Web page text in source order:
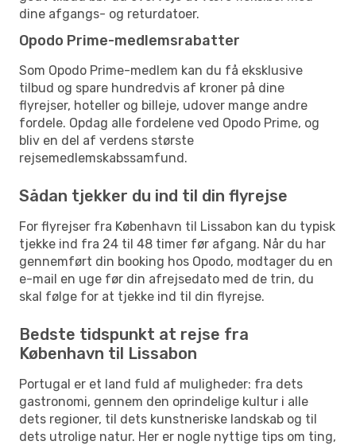
dine afgangs- og returdatoer.
Opodo Prime-medlemsrabatter
Som Opodo Prime-medlem kan du få eksklusive
tilbud og spare hundredvis af kroner på dine
flyrejser, hoteller og billeje, udover mange andre
fordele. Opdag alle fordelene ved Opodo Prime, og
bliv en del af verdens største
rejsemedlemskabssamfund.
Sådan tjekker du ind til din flyrejse
For flyrejser fra København til Lissabon kan du typisk
tjekke ind fra 24 til 48 timer før afgang. Når du har
gennemført din booking hos Opodo, modtager du en
e-mail en uge før din afrejsedato med de trin, du
skal følge for at tjekke ind til din flyrejse.
Bedste tidspunkt at rejse fra
København til Lissabon
Portugal er et land fuld af muligheder: fra dets
gastronomi, gennem den oprindelige kultur i alle
dets regioner, til dets kunstneriske landskab og til
dets utrolige natur. Her er nogle nyttige tips om ting,